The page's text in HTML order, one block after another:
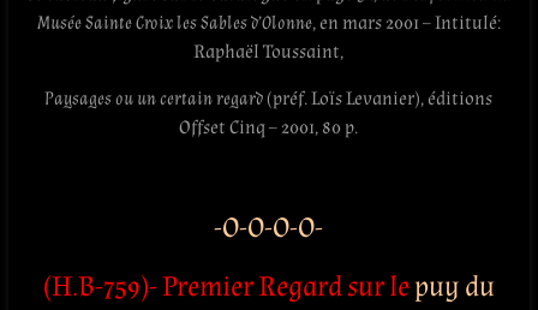
Musée Sainte Croix les Sables d’Olonne, en mars 2001 – Intitulé:
Raphaël Toussaint,
Paysages ou un certain regard(préf. Loïs Levanier), éditions
Offset Cinq – 2001, 80 p.
-O-O-O-O-
(H.B-759)- Premier Regard sur lepuy du